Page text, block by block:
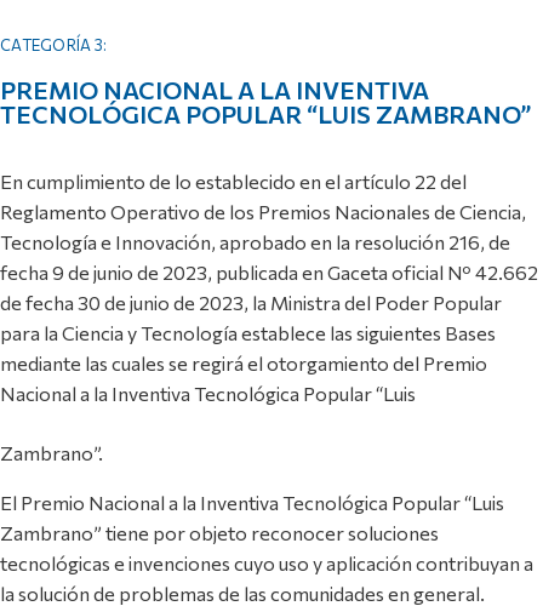
CATEGORÍA 3:
PREMIO NACIONAL A LA INVENTIVA
TECNOLÓGICA POPULAR “LUIS ZAMBRANO”
En cumplimiento de lo establecido en el artículo 22 del
Reglamento Operativo de los Premios Nacionales de Ciencia,
Tecnología e Innovación, aprobado en la resolución 216, de
fecha 9 de junio de 2023, publicada en Gaceta oficial Nº 42.662
de fecha 30 de junio de 2023, la Ministra del Poder Popular
para la Ciencia y Tecnología establece las siguientes Bases
mediante las cuales se regirá el otorgamiento del Premio
Nacional a la Inventiva Tecnológica Popular “Luis
Zambrano”.
El Premio Nacional a la Inventiva Tecnológica Popular “Luis
Zambrano” tiene por objeto reconocer soluciones
tecnológicas e invenciones cuyo uso y aplicación contribuyan a
la solución de problemas de las comunidades en general.